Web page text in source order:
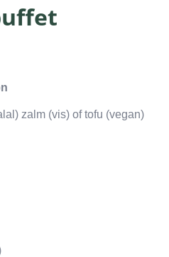
zalm (vis) of tofu (vegan)